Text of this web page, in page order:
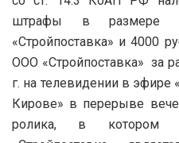
штрафы в размере
«Стройпоставка» и 4000
ООО «Стройпоставка» за
г. на телевидении в эфире
Кирове» в перерыве
ролика, в котором